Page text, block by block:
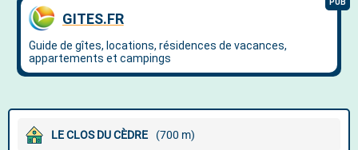
LE CLOS DU CÈDRE (700 m)